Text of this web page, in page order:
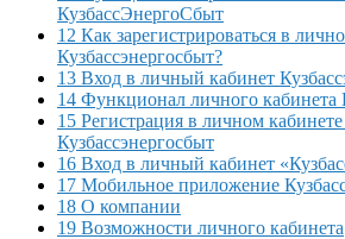
КузбассЭнергоСбыт
12 Как зарегистрироваться в
Кузбассэнергосбыт?
13 Вход в личный кабинет
14 Функционал личного кабинета
15 Регистрация в личном
Кузбассэнергосбыт
16 Вход в личный кабинет
17 Мобильное приложение
18 О компании
19 Возможности личного кабинета